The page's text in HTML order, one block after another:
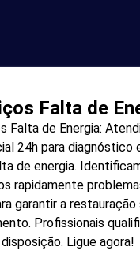
Falta de
Falta de Energia:
24h para diagnóstico
de energia.
rapidamente
garantir a restauração
Profissionais
disposição. Ligue agora!